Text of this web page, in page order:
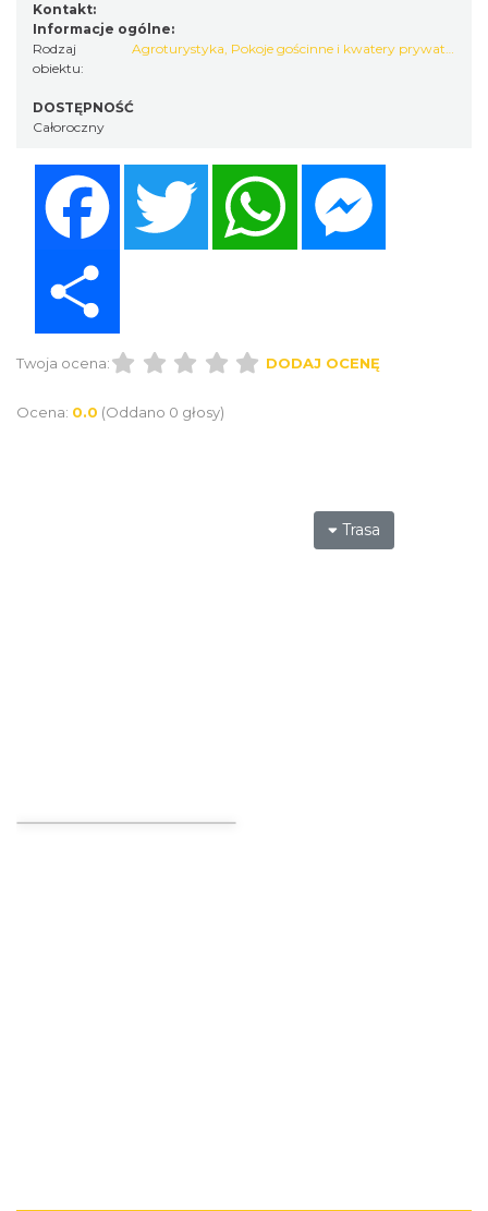
Kontakt:
Informacje ogólne:
Rodzaj
obiektu:
Agroturystyka, Pokoje gościnne i kwatery prywatne
DOSTĘPNOŚĆ
Całoroczny
Twitter WhatsApp
Twoja ocena: DODAJ OCENĘ
Ocena: 0.0 (Oddano 0 głosy)
Trasa